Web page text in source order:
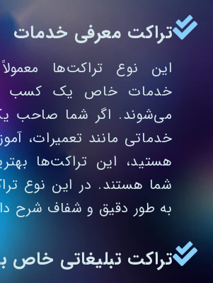
تراکت معرفی خدمات
این نوع تراکت‌ها
خدمات خاص یک کسب‌
می‌شوند. اگر شما صاحب
خدماتی مانند تعمیرات،
هستید، این تراکت‌ها
شما هستند. در این نوع
به‌ طور دقیق و شفاف شرح
تراکت تبلیغاتی خاص